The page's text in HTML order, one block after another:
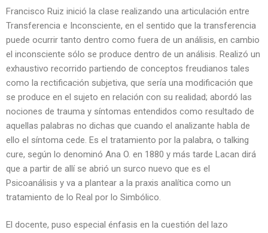
Francisco Ruiz inició la clase realizando una articulación entre
Transferencia e Inconsciente, en el sentido que la transferencia
puede ocurrir tanto dentro como fuera de un análisis, en cambio
el inconsciente sólo se produce dentro de un análisis. Realizó un
exhaustivo recorrido partiendo de conceptos freudianos tales
como la rectificación subjetiva, que sería una modificación que
se produce en el sujeto en relación con su realidad; abordó las
nociones de trauma y síntomas entendidos como resultado de
aquellas palabras no dichas que cuando el analizante habla de
ello el síntoma cede. Es el tratamiento por la palabra, o talking
cure, según lo denominó Ana O. en 1880 y más tarde Lacan dirá
que a partir de allí se abrió un surco nuevo que es el
Psicoanálisis y va a plantear a la praxis analítica como un
tratamiento de lo Real por lo Simbólico.
El docente, puso especial énfasis en la cuestión del lazo